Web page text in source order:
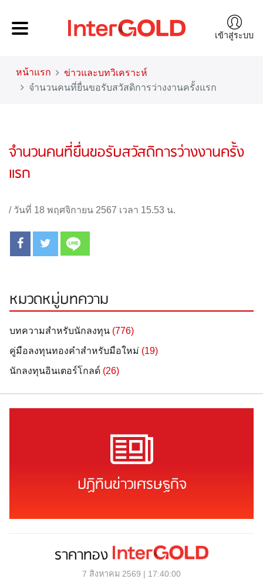
เข้าสู่ระบบ
หน้าแรก
ข่าวและบทวิเคราะห์
จำนวนคนที่ยื่นขอรับสวัสดิการว่างงานครั้งแรก
จำนวนคนที่ยื่นขอรับสวัสดิการว่างงานครั้ง
แรก
/ วันที่ 18 พฤศจิกายน 2567 เวลา 15.53 น.
หมวดหมู่บทความ
บทความสำหรับนักลงทุน (776)
คู่มือลงทุนทองคำสำหรับมือใหม่ (19)
นักลงทุนอินเตอร์โกลด์ (26)
ปฏิทินข่าวเศรษฐกิจ
ราคาทอง
7 สิงหาคม 2569 | 17:40:00